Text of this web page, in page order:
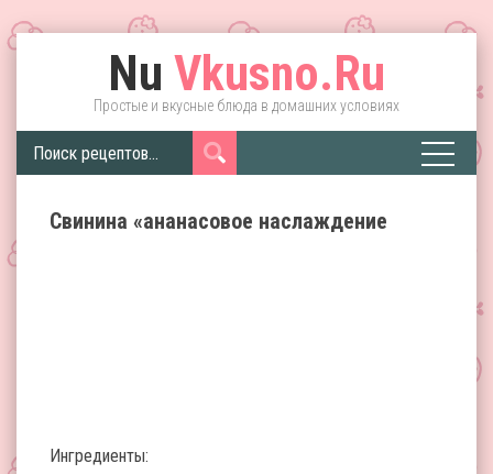
Nu Vkusno.Ru
Простые и вкусные блюда в домашних условиях
Свинина «ананасовое наслаждение
Ингредиенты: